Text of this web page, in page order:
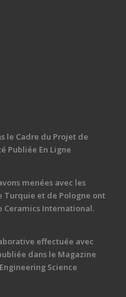
le Cadre du Projet de
Publiée En Ligne
menées avec les
Turquie et de Pologne ont
Ceramics International.
effectuée avec
dans le Magazine
Science